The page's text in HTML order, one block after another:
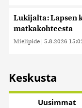
Lukijalta: Lapsen
matkakohteesta
Mielipide | 5.8.2026
Keskusta
Uusimmat